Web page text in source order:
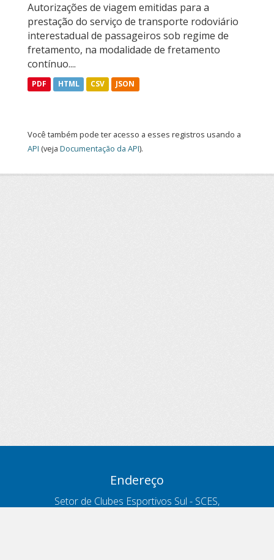
Autorizações de viagem emitidas para a
prestação do serviço de transporte rodoviário
interestadual de passageiros sob regime de
fretamento, na modalidade de fretamento
contínuo....
PDF HTML CSV JSON
Você também pode ter acesso a esses registros usando a
API (veja Documentação da API).
Endereço
Setor de Clubes Esportivos Sul - SCES,